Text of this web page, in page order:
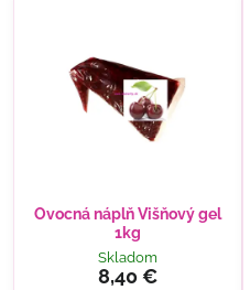
Ovocná náplň Višňový gel
1kg
Skladom
8,40 €